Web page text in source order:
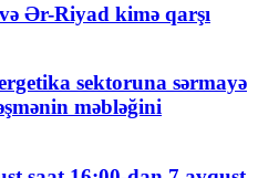
Ər-Riyad kimə qarşı
sektoruna sərmayə
məbləğini